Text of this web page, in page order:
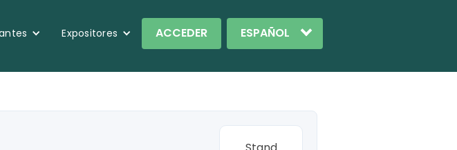
Expositores ACCEDER